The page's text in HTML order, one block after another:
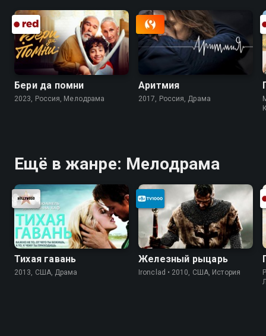
Бери да помни
2023, Россия, Мелодрама
Аритмия
2017, Россия, Драма
Ещё в жанре: Мелодрама
Тихая гавань
2013, США, Драма
Железный рыцарь
Ironclad • 2010, США, История